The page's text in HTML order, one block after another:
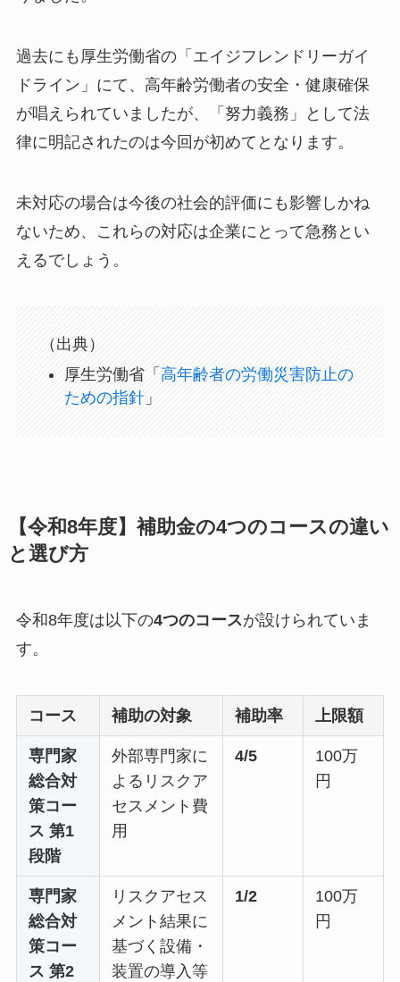
過去にも厚生労働省の「エイジフレンドリーガイ
ドライン」にて、高年齢労働者の安全・健康確保
が唱えられていましたが、「努力義務」として法
律に明記されたのは今回が初めてとなります。
未対応の場合は今後の社会的評価にも影響しかね
ないため、これらの対応は企業にとって急務とい
えるでしょう。
（出典）
厚生労働省「 高年齢者の労働災害防止の
ための指針」
【令和8年度】補助金の4つのコースの違い
と選び方
令和8年度は以下の4つのコースが設けられていま
す。
コース 補助の対象 補助率 上限額
専門家
総合対
策コー
ス第1
段階
外部専門家に
よるリスクア
セスメント費
用
4/5
100万
円
専門家
総合対
策コー
ス第2
リスクアセス
メント結果に
基づく設備・
装置の導入等
1/2
100万
円